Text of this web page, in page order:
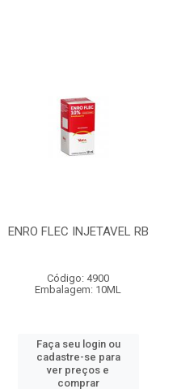
ENRO FLEC INJETAVEL RB
Código: 4900
Embalagem: 10ML
Faça seu login ou
cadastre-se para
ver preços e
comprar